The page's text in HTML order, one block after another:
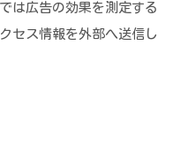
は広告の効果を測定する
セス情報を外部へ送信し